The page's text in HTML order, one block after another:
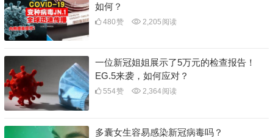
如何？
480赞 2,205 阅读
一位新冠姐姐展示了5万元的检查报告！
EG.5来袭，如何应对？
554赞 2,364阅读
多囊女生容易感染新冠病毒吗？